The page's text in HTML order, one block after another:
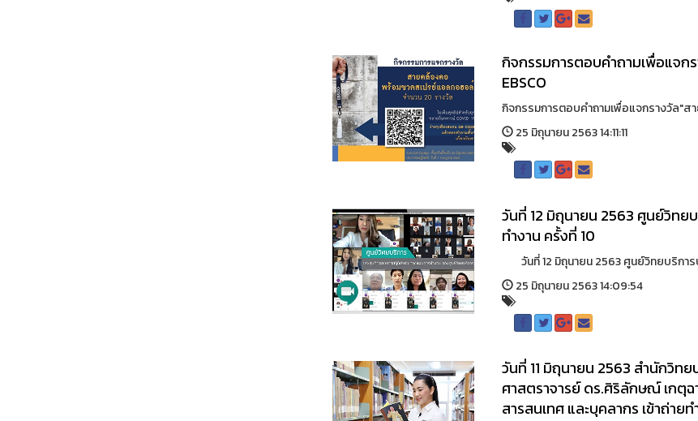
กิจกรรมการตอบคำถามเพื่อแจ
EBSCO
กิจกรรมการตอบคำถามเพื่อแจกรางวัล"
25 มิถุนายน 2563 14:11:11
วันที่ 12 มิถุนายน 2563 ศูนย์วิทย
ทำงาน ครั้งที่ 10
วันที่ 12 มิถุนายน 2563 ศูนย์วิทยบริการ
25 มิถุนายน 2563 14:09:54
วันที่ 11 มิถุนายน 2563 สำนักวิทย
ศาสตราจารย์ ดร.ศิริลักษณ์ เกตุฉ
สารสนเทศ และบุคลากร เข้าถ่า